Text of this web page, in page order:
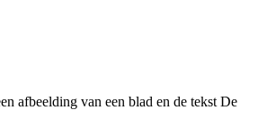
afbeelding van een blad en de tekst De